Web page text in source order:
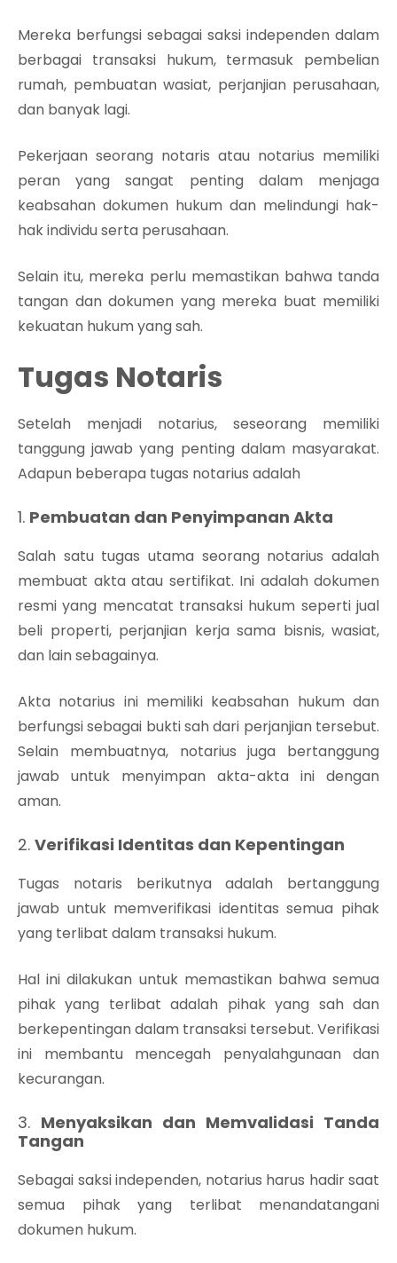
Mereka berfungsi sebagai saksi independen dalam
berbagai transaksi hukum, termasuk pembelian
rumah, pembuatan wasiat, perjanjian perusahaan,
dan banyak lagi.
Pekerjaan seorang notaris atau notarius memiliki
peran yang sangat penting dalam menjaga
keabsahan dokumen hukum dan melindungi hak-
hak individu serta perusahaan.
Selain itu, mereka perlu memastikan bahwa tanda
tangan dan dokumen yang mereka buat memiliki
kekuatan hukum yang sah.
Tugas Notaris
Setelah menjadi notarius, seseorang memiliki
tanggung jawab yang penting dalam masyarakat.
Adapun beberapa tugas notarius adalah
1. Pembuatan dan Penyimpanan Akta
Salah satu tugas utama seorang notarius adalah
membuat akta atau sertifikat. Ini adalah dokumen
resmi yang mencatat transaksi hukum seperti jual
beli properti, perjanjian kerja sama bisnis, wasiat,
dan lain sebagainya.
Akta notarius ini memiliki keabsahan hukum dan
berfungsi sebagai bukti sah dari perjanjian tersebut.
Selain membuatnya, notarius juga bertanggung
jawab untuk menyimpan akta-akta ini dengan
aman.
2. Verifikasi Identitas dan Kepentingan
Tugas notaris berikutnya adalah bertanggung
jawab untuk memverifikasi identitas semua pihak
yang terlibat dalam transaksi hukum.
Hal ini dilakukan untuk memastikan bahwa semua
pihak yang terlibat adalah pihak yang sah dan
berkepentingan dalam transaksi tersebut. Verifikasi
ini membantu mencegah penyalahgunaan dan
kecurangan.
3. Menyaksikan dan Memvalidasi Tanda
Tangan
Sebagai saksi independen, notarius harus hadir saat
semua pihak yang terlibat menandatangani
dokumen hukum.